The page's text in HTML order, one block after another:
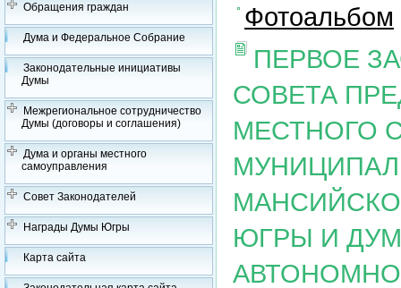
Обращения граждан
Дума и Федеральное Собрание
Законодательные инициативы
Думы
Межрегиональное сотрудничество
Думы (договоры и соглашения)
Дума и органы местного
самоуправления
Совет Законодателей
Награды Думы Югры
Карта сайта
Фотоальбом
ПЕРВОЕ
СОВЕТА
МЕСТНОГО
ЮГРЫ И